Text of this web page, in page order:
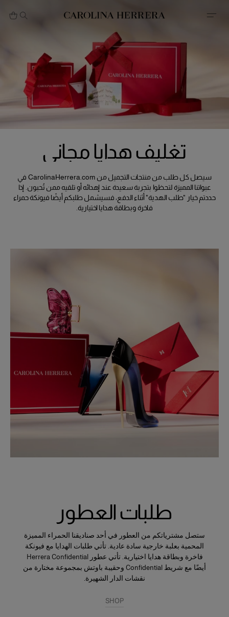
بيان إمكانية الوصول (الرابط)
تغليف هدايا مجاني
سيصل كل طلب من منتجات التجميل من CarolinaHerrera.com في
عبواتنا المميزة لتحظوا بتجربة سعيدة عند إهدائه أو تلقيه ممن تُحبون. إذا
حددتم خيار "طلب الهدية" أثناء الدفع، فسيشمل طلبكم أيضًا فيونكة حمراء
فاخرة وبطاقة هدايا اختيارية.
طلبات العطور
ستصل مشترياتكم من العطور في أحد صناديقنا الحمراء المميزة
المحمية بعلبة خارجية سادة عادية. تأتي طلبات الهدايا مع فيونكة
فاخرة وبطاقة هدايا اختيارية. تأتي عطور Herrera Confidential
أيضًا مع شريط Confidential وحقيبة باوتش بمجموعة مختارة من
نقشات الدار الشهيرة.
SHOP